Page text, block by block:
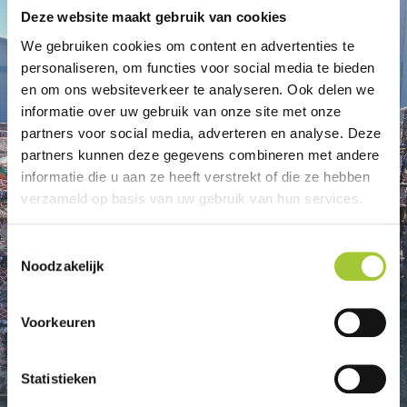
Deze website maakt gebruik van cookies
We gebruiken cookies om content en advertenties te
personaliseren, om functies voor social media te bieden
en om ons websiteverkeer te analyseren. Ook delen we
informatie over uw gebruik van onze site met onze
partners voor social media, adverteren en analyse. Deze
partners kunnen deze gegevens combineren met andere
informatie die u aan ze heeft verstrekt of die ze hebben
verzameld op basis van uw gebruik van hun services.
T
o
e
s
t
e
m
Noodzakelijk
Voorkeuren
Statistieken